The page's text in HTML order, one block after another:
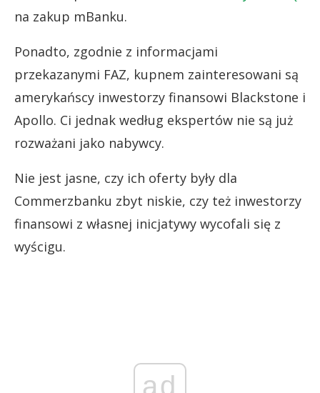
na zakup mBanku.
Ponadto, zgodnie z informacjami
przekazanymi FAZ, kupnem zainteresowani są
amerykańscy inwestorzy finansowi Blackstone i
Apollo. Ci jednak według ekspertów nie są już
rozważani jako nabywcy.
Nie jest jasne, czy ich oferty były dla
Commerzbanku zbyt niskie, czy też inwestorzy
finansowi z własnej inicjatywy wycofali się z
wyścigu.
ad